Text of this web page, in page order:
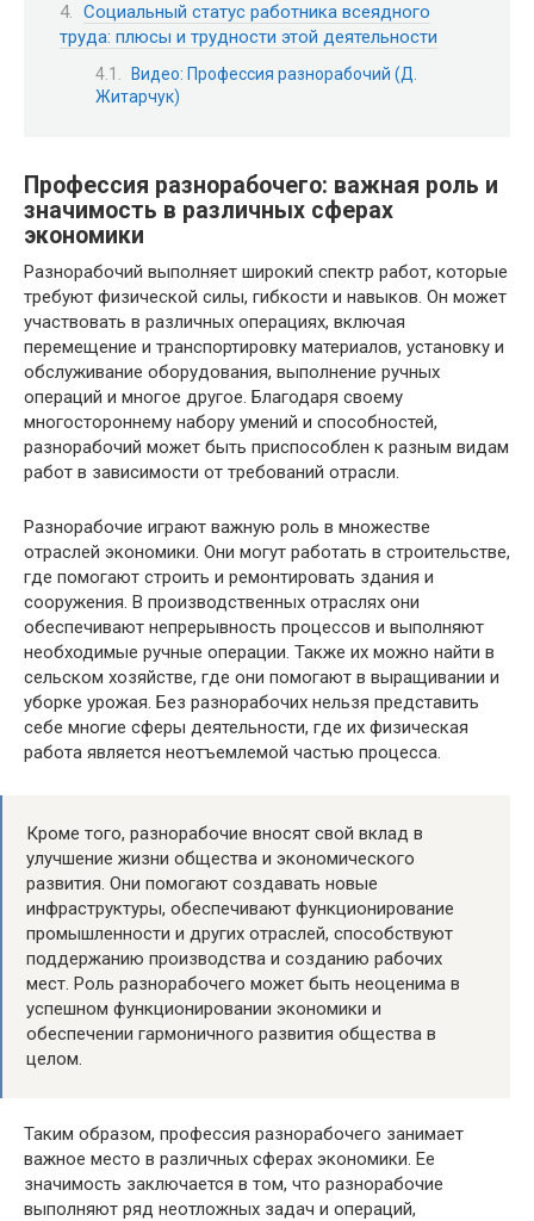
Социальный статус работника всеядного
труда: плюсы и трудности этой деятельности
Видео: Профессия разнорабочий (Д.
Житарчук)
Профессия разнорабочего: важная роль и
значимость в различных сферах
экономики
Разнорабочий выполняет широкий спектр работ, которые
требуют физической силы, гибкости и навыков. Он может
участвовать в различных операциях, включая
перемещение и транспортировку материалов, установку и
обслуживание оборудования, выполнение ручных
операций и многое другое. Благодаря своему
многостороннему набору умений и способностей,
разнорабочий может быть приспособлен к разным видам
работ в зависимости от требований отрасли.
Разнорабочие играют важную роль в множестве
отраслей экономики. Они могут работать в строительстве,
где помогают строить и ремонтировать здания и
сооружения. В производственных отраслях они
обеспечивают непрерывность процессов и выполняют
необходимые ручные операции. Также их можно найти в
сельском хозяйстве, где они помогают в выращивании и
уборке урожая. Без разнорабочих нельзя представить
себе многие сферы деятельности, где их физическая
работа является неотъемлемой частью процесса.
Кроме того, разнорабочие вносят свой вклад в
улучшение жизни общества и экономического
развития. Они помогают создавать новые
инфраструктуры, обеспечивают функционирование
промышленности и других отраслей, способствуют
поддержанию производства и созданию рабочих
мест. Роль разнорабочего может быть неоценима в
успешном функционировании экономики и
обеспечении гармоничного развития общества в
целом.
Таким образом, профессия разнорабочего занимает
важное место в различных сферах экономики. Ее
значимость заключается в том, что разнорабочие
выполняют ряд неотложных задач и операций,